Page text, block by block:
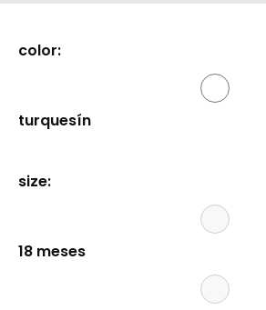
color:
turquesín
size:
18 meses